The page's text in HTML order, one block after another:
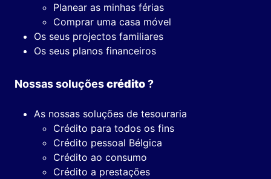
Planear as minhas férias
Comprar uma casa móvel
Os seus projectos familiares
Os seus planos financeiros
Nossas soluçõescrédito?
As nossas soluções de tesouraria
Crédito para todos os fins
Crédito pessoal Bélgica
Crédito ao consumo
Crédito a prestações